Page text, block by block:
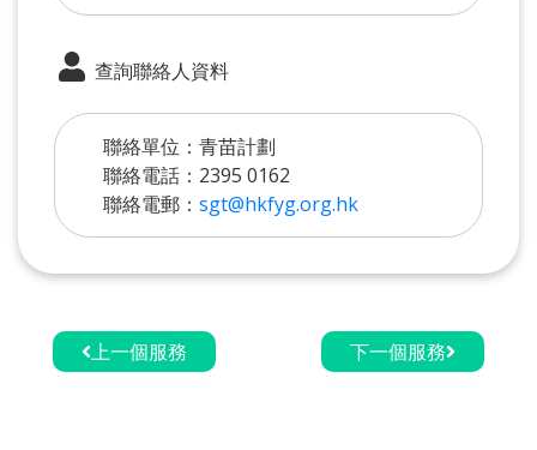
查詢聯絡人資料
聯絡單位：青苗計劃
聯絡電話：2395 0162
聯絡電郵： sgt@hkfyg.org.hk
上一個服務 下一個服務